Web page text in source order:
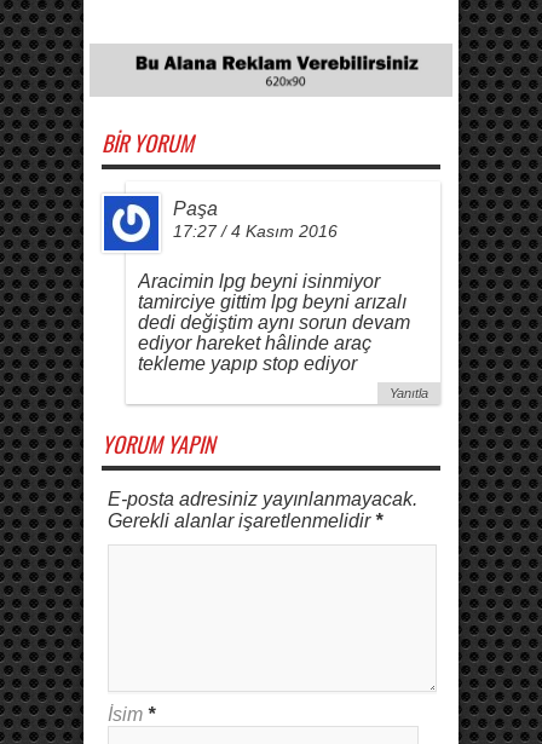
BIR YORUM
Paşa
17:27 / 4 Kasım 2016
Aracimin lpg beyni isinmiyor
tamirciye gittim lpg beyni arızalı
dedi değiştim aynı sorun devam
ediyor hareket hâlinde araç
tekleme yapıp stop ediyor
Yanıtla
YORUM YAPIN
E-posta adresiniz yayınlanmayacak.
Gerekli alanlar işaretlenmelidir*
İsim *